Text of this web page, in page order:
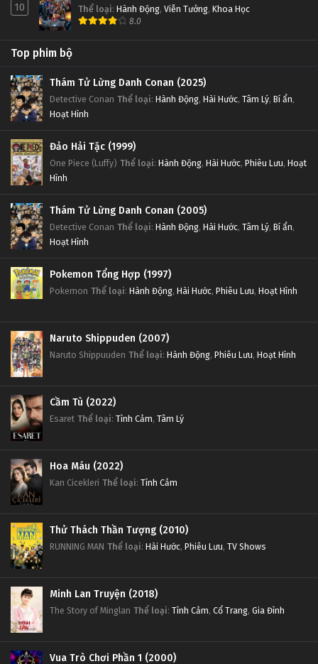
10 Thể loại: Hành Động, Viễn Tưởng, Khoa Học
8.0
Top phim bộ
Thám Tử Lừng Danh Conan (2025)
Detective Conan Thể loại: Hành Động, Hài Hước, Tâm Lý, Bí ẩn,
Hoạt Hình
Đảo Hải Tặc (1999)
One Piece (Luffy) Thể loại: Hành Động, Hài Hước, Phiêu Lưu, Hoạt
Hình
Thám Tử Lừng Danh Conan (2005)
Detective Conan Thể loại: Hành Động, Hài Hước, Tâm Lý, Bí ẩn,
Hoạt Hình
Pokemon Tổng Hợp (1997)
Pokemon Thể loại: Hành Động, Hài Hước, Phiêu Lưu, Hoạt Hình
Naruto Shippuden (2007)
Naruto Shippuuden Thể loại: Hành Động, Phiêu Lưu, Hoạt Hình
Cầm Tù (2022)
Esaret Thể loại: Tình Cảm, Tâm Lý
Hoa Máu (2022)
Kan Cicekleri Thể loại: Tình Cảm
Thử Thách Thần Tượng (2010)
RUNNING MAN Thể loại: Hài Hước, Phiêu Lưu, TV Shows
Minh Lan Truyện (2018)
The Story of Minglan Thể loại: Tình Cảm, Cổ Trang, Gia Đình
Vua Trò Chơi Phần 1 (2000)